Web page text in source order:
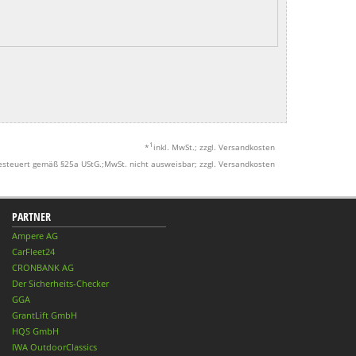
* 1 inkl. MwSt.; zzgl. Versandkosten
gemäß §25a UStG.;MwSt. nicht ausweisbar; zzgl. Versandkosten
PARTNER
Ampere AG
CarFleet24
CRONBANK AG
Der Sicherheits-Checker
GGA
GrantLift GmbH
HQS GmbH
IWA OutdoorClassics